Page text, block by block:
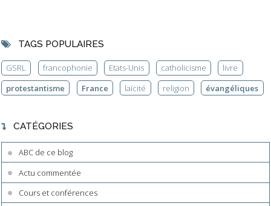
TAGS POPULAIRES
GSRL francophonie Etats-Unis catholicisme
livre
protestantisme
France laïcité religion évangéliques
CATÉGORIES
ABC de ce blog
Actu commentée
Cours et conférences